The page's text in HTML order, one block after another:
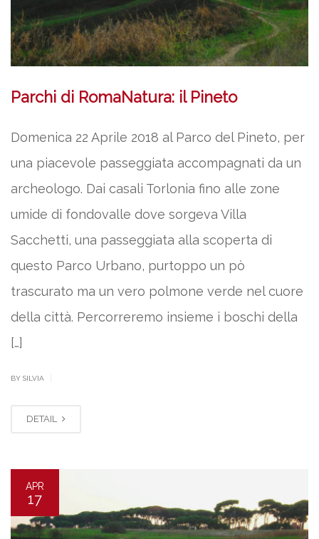
Parchi di RomaNatura: il Pineto
Domenica 22 Aprile 2018 al Parco del Pineto, per
una piacevole passeggiata accompagnati da un
archeologo. Dai casali Torlonia fino alle zone
umide di fondovalle dove sorgeva Villa
Sacchetti, una passeggiata alla scoperta di
questo Parco Urbano, purtoppo un pò
trascurato ma un vero polmone verde nel cuore
della città. Percorreremo insieme i boschi della
[…]
BY SILVIA
DETAIL
APR
17